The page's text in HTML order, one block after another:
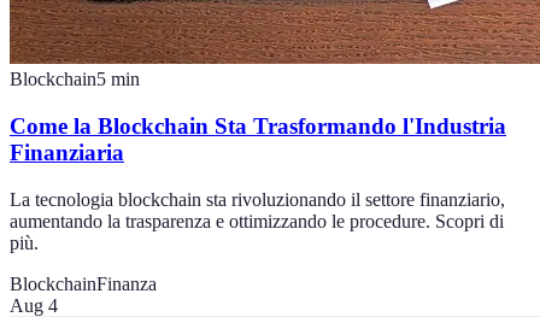
Blockchain5 min
Come la Blockchain Sta Trasformando l'Industria
Finanziaria
La tecnologia blockchain sta rivoluzionando il settore finanziario,
aumentando la trasparenza e ottimizzando le procedure. Scopri di
più.
BlockchainFinanza
Aug 4